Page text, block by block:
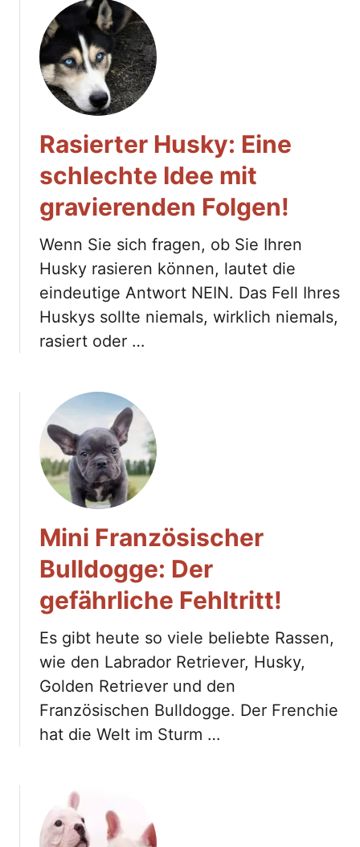
Rasierter Husky: Eine
schlechte Idee mit
gravierenden Folgen!
Wenn Sie sich fragen, ob Sie Ihren
Husky rasieren können, lautet die
eindeutige Antwort NEIN. Das Fell Ihres
Huskys sollte niemals, wirklich niemals,
rasiert oder …
Mini Französischer
Bulldogge: Der
gefährliche Fehltritt!
Es gibt heute so viele beliebte Rassen,
wie den Labrador Retriever, Husky,
Golden Retriever und den
Französischen Bulldogge. Der Frenchie
hat die Welt im Sturm …